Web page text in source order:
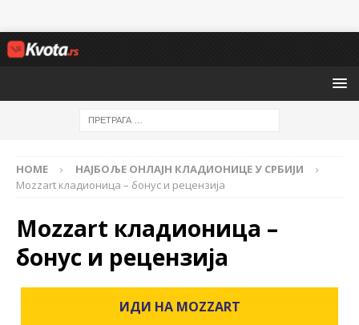
HOME
НАЈБОЉЕ ОНЛАЈН КЛАДИОНИЦЕ У СРБИЈИ
Mozzart кладионица – бонус и рецензија
Mozzart кладионица –
бонус и рецензија
ИДИ НА MOZZART